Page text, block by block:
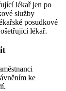
lékař jen po
služby
posudkové
lékař.
ke